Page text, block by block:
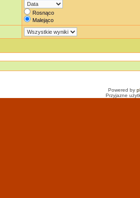
Rosnąco
Malejąco
Powered by
Przyjazne